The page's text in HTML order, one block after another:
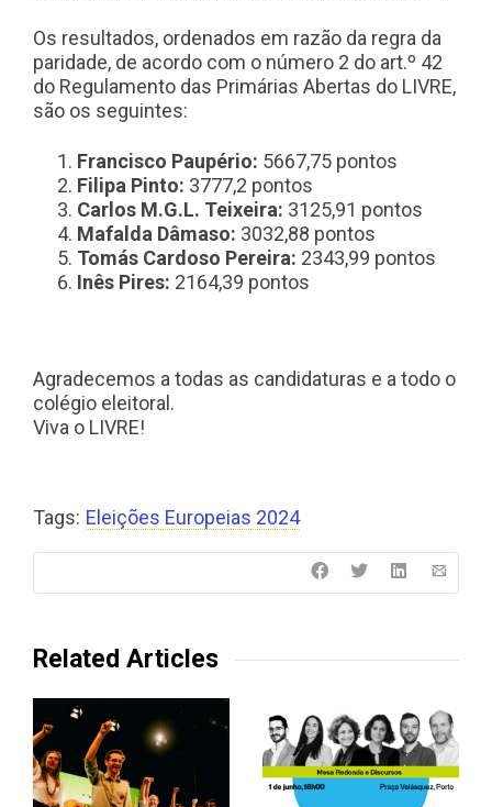
Os resultados, ordenados em razão da regra da
paridade, de acordo com o número 2 do art.º 42
do Regulamento das Primárias Abertas do LIVRE,
são os seguintes:
Francisco Paupério: 5667,75 pontos
Filipa Pinto: 3777,2 pontos
Carlos M.G.L. Teixeira: 3125,91 pontos
Mafalda Dâmaso: 3032,88 pontos
Tomás Cardoso Pereira: 2343,99 pontos
Inês Pires: 2164,39 pontos
Agradecemos a todas as candidaturas e a todo o
colégio eleitoral.
Viva o LIVRE!
Tags: Eleições Europeias 2024
Related Articles